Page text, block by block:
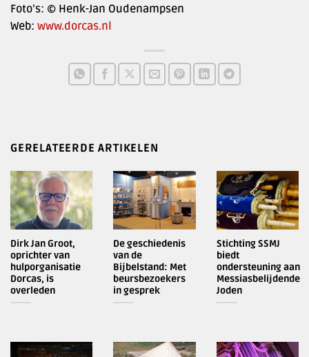
Foto’s: © Henk-Jan Oudenampsen
Web: www.dorcas.nl
GERELATEERDE ARTIKELEN
Dirk Jan Groot,
oprichter van
hulporganisatie
Dorcas, is
overleden
De geschiedenis
van de
Bijbelstand: Met
beursbezoekers
in gesprek
Stichting SSMJ
biedt
ondersteuning aan
Messiasbelijdende
Joden